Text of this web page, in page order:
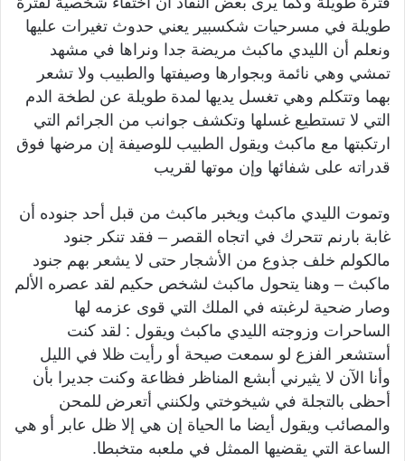
طويلة في مسرحيات شكسبير يعني حدوث تغيرات عليها
ونعلم أن الليدي ماكبث مريضة جدا ونراها في مشهد
تمشي وهي نائمة وبجوارها وصيفتها والطبيب ولا تشعر
بهما وتتكلم وهي تغسل يديها لمدة طويلة عن لطخة الدم
التي لا تستطيع غسلها وتكشف جوانب من الجرائم التي
ارتكبتها مع ماكبث ويقول الطبيب للوصيفة إن مرضها فوق
قدراته على شفائها وإن موتها لقريب
وتموت الليدي ماكبث ويخبر ماكبث من قبل أحد جنوده أن
غابة بارنم تتحرك في اتجاه القصر – فقد تنكر جنود
مالكولم خلف جذوع من الأشجار حتى لا يشعر بهم جنود
ماكبث – وهنا يتحول ماكبث لشخص حكيم لقد عصره الألم
وصار ضحية لرغبته في الملك التي قوى عزمه لها
الساحرات وزوجته الليدي ماكبث ويقول : لقد كنت
أستشعر الفزع لو سمعت صيحة أو رأيت ظلا في الليل
وأنا الآن لا يثيرني أبشع المناظر فظاعة وكنت جديرا بأن
أحظى بالتجلة في شيخوختي ولكنني أتعرض للمحن
والمصائب ويقول أيضا ما الحياة إن هي إلا ظل عابر أو هي
الساعة التي يقضيها الممثل في ملعبه متخبطا.